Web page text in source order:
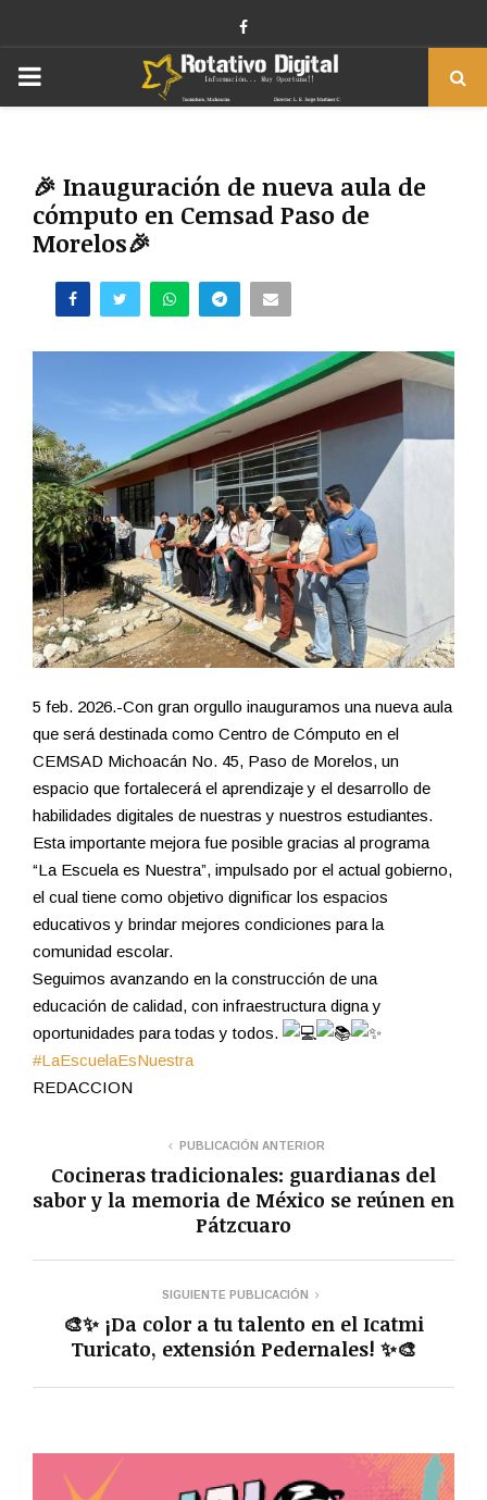
Facebook
PRIMARY
🎉 Inauguración de nueva aula de
cómputo en Cemsad Paso de
Morelos🎉
5 feb. 2026.-Con gran orgullo inauguramos una nueva aula
que será destinada como Centro de Cómputo en el
CEMSAD Michoacán No. 45, Paso de Morelos, un
espacio que fortalecerá el aprendizaje y el desarrollo de
habilidades digitales de nuestras y nuestros estudiantes.
Esta importante mejora fue posible gracias al programa
“La Escuela es Nuestra”, impulsado por el actual gobierno,
el cual tiene como objetivo dignificar los espacios
educativos y brindar mejores condiciones para la
comunidad escolar.
Seguimos avanzando en la construcción de una
educación de calidad, con infraestructura digna y
oportunidades para todas y todos.
#LaEscuelaEsNuestra
REDACCION
PUBLICACIÓN ANTERIOR
Cocineras tradicionales: guardianas del
sabor y la memoria de México se reúnen en
Pátzcuaro
SIGUIENTE PUBLICACIÓN
🎨✨ ¡Da color a tu talento en el Icatmi
Turicato, extensión Pedernales! ✨🎨